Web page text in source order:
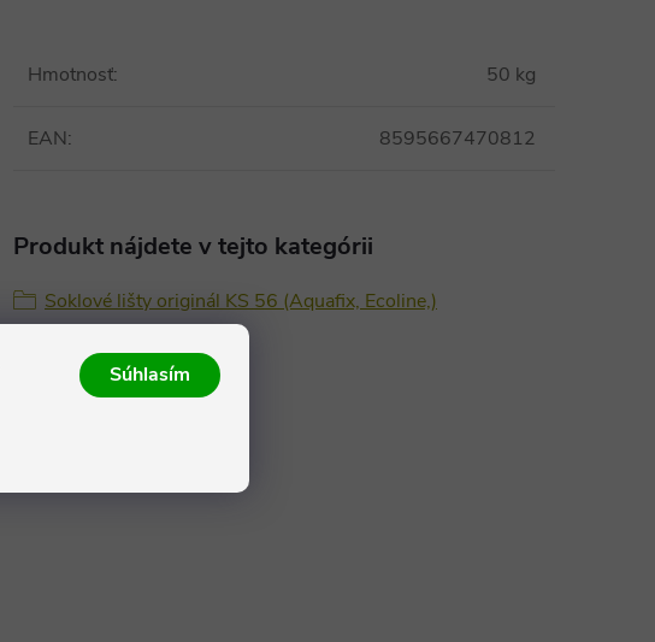
Súhlasím
Hmotnosť: 50 kg
EAN: 8595667470812
Produkt nájdete v tejto kategórii
Soklové lišty originál KS 56 (Aquafix, Ecoline,)